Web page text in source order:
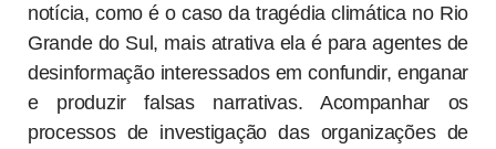
notícia, como é o caso da tragédia climática no Rio
Grande do Sul, mais atrativa ela é para agentes de
desinformação interessados em confundir, enganar
e produzir falsas narrativas. Acompanhar os
processos de investigação das organizações de